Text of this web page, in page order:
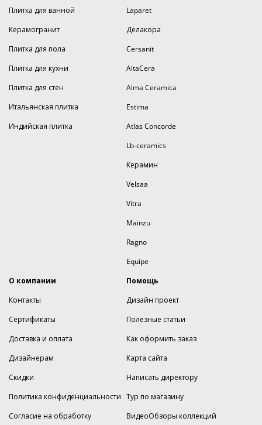
Плитка для ванной
Керамогранит
Плитка для пола
Плитка для кухни
Плитка для стен
Итальянская плитка
Индийская плитка
Laparet
Делакора
Cersanit
AltaCera
Alma Ceramica
Estima
Atlas Concorde
Lb-ceramics
Керамин
Velsaa
Vitra
Mainzu
Ragno
Equipe
О компании
Контакты
Сертификаты
Доставка и оплата
Дизайнерам
Скидки
Политика конфиденциальности
Согласие на обработку
Помощь
Дизайн проект
Полезные статьи
Как оформить заказ
Карта сайта
Написать директору
Тур по магазину
ВидеоОбзоры коллекций